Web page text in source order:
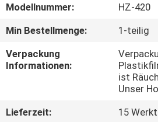
KONTAKT
UNS
Modellnummer:
HZ-420
Min Bestellmenge:
1-teilig
Verpackung
Informationen:
ist
Unser
Lieferzeit:
15